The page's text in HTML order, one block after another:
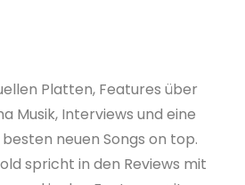
Platten, Features über
Musik, Interviews und eine
neuen Songs on top.
spricht in den Reviews mit